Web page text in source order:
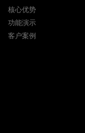
核心优势
功能演示
客户案例